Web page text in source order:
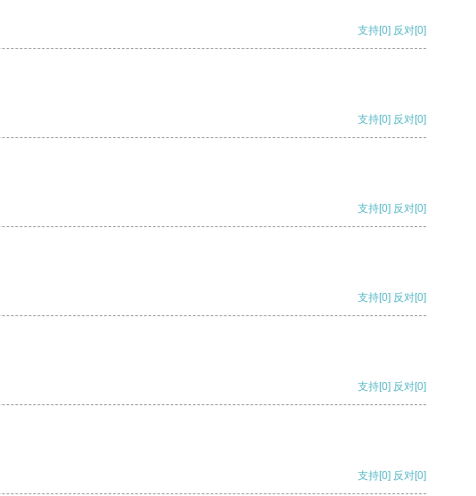
支持[0] 反对[0]
支持[0] 反对[0]
支持[0] 反对[0]
支持[0] 反对[0]
支持[0] 反对[0]
支持[0] 反对[0]